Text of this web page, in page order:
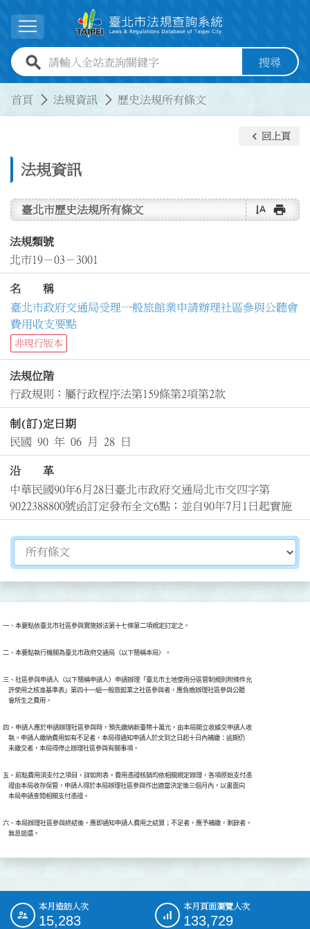
展開選單
全站查詢關鍵字欄位 搜尋
首頁 法規資訊 歷史法規所有條文
法規資訊
keyboard_arrow_left 回上頁
臺北市歷史法規所有條文 text_rotate_vertical print
法規類號
北市19－03－3001
名 稱
臺北市政府交通局受理一般旅館業申請辦理社區參與公聽會
費用收支要點
非現行版本
法規位階
行政規則：屬行政程序法第159條第2項第2款
制(訂)定日期
民國 90 年 06 月 28 日
沿 革
中華民國90年6月28日臺北市政府交通局北市交四字第
9022388800號函訂定發布全文6點；並自90年7月1日起實施
切換選擇法規資訊內容
一、本要點依臺北市社區參與實施辦法第十七條第二項規定訂定之。
二、本要點執行機關為臺北市政府交通局（以下簡稱本局）。
三、社區參與申請人（以下簡稱申請人）申請辦理「臺北市土地使用分區管制規則附條件允
    許使用之核准基準表」第四十一組一般旅館業之社區參與者，應負擔辦理社區參與公聽
    會所生之費用。
四、申請人應於申請辦理社區參與時，預先繳納新臺幣十萬元，由本局開立收據交申請人收
    執。申請人繳納費用如有不足者，本局得通知申請人於文到之日起十日內補繳：逾期仍
    未繳交者，本局得停止辦理社區參與有關事項。
五、前點費用須支付之項目，詳如附表。費用憑證核銷均依相關規定辦理，各項原始支付憑
    證由本局收存保管，申請人得於本局辦理社區參與作出適當決定後三個月內，以書面向
    本局申請查閱相關支付憑證。
六、本局辦理社區參與終結後，應即通知申請人費用之結算；不足者，應予補繳，剩餘者，
    無息退還。
::: 本月造訪人次
15,283
本月頁面瀏覽人次
133,729